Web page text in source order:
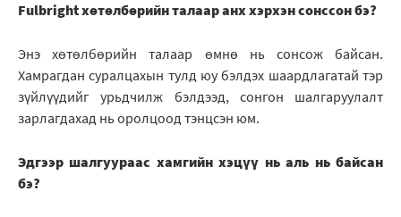
Fulbright хөтөлбөрийн талаар анх хэрхэн сонссон бэ?
Энэ хөтөлбөрийн талаар өмнө нь сонсож байсан.
Хамрагдан суралцахын тулд юу бэлдэх шаардлагатай тэр
зүйлүүдийг урьдчилж бэлдээд, сонгон шалгаруулалт
зарлагдахад нь оролцоод тэнцсэн юм.
Эдгээр шалгуураас хамгийн хэцүү нь аль нь байсан
бэ?